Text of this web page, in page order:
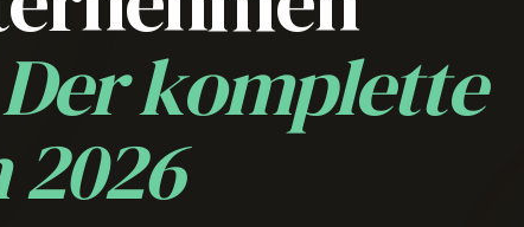
Der komplette